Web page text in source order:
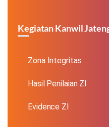
Kegiatan Kanwil
Zona Integritas
Hasil Penilaian ZI
Evidence ZI